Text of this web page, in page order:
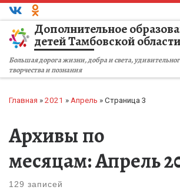
Перейти к содержимому
Дополнительное
детей Тамбовской области
Большая дорога жизни, добра и света,
творчества и познания
Главная » 2021 » Апрель » Страница 3
Архивы по
месяцам:Апрель
129 записей